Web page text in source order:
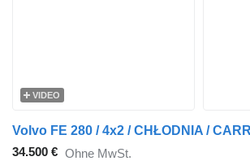
VIDEO
34.500 € Ohne MwSt.